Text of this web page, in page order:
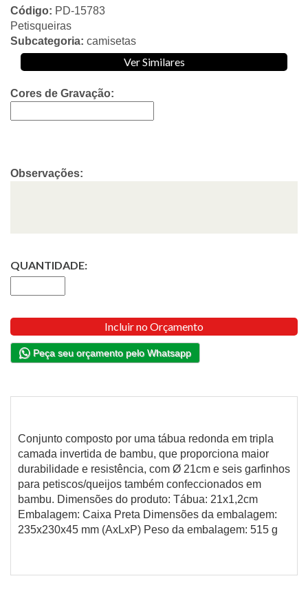
Código: PD-15783
Petisqueiras
Subcategoria: camisetas
Ver Similares
Cores de Gravação:
Observações:
QUANTIDADE:
Incluir no Orçamento
Peça seu orçamento pelo Whatsapp
Conjunto composto por uma tábua redonda em tripla
camada invertida de bambu, que proporciona maior
durabilidade e resistência, com Ø 21cm e seis garfinhos
para petiscos/queijos também confeccionados em
bambu. Dimensões do produto: Tábua: 21x1,2cm
Embalagem: Caixa Preta Dimensões da embalagem:
235x230x45 mm (AxLxP) Peso da embalagem: 515 g